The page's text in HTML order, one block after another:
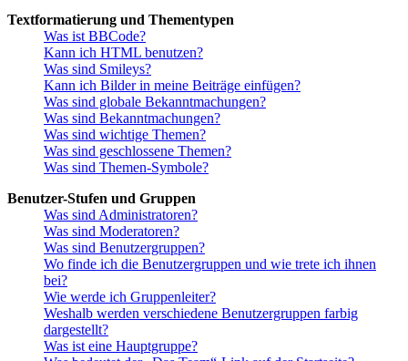
Textformatierung und Thementypen
Was ist BBCode?
Kann ich HTML benutzen?
Was sind Smileys?
Kann ich Bilder in meine Beiträge einfügen?
Was sind globale Bekanntmachungen?
Was sind Bekanntmachungen?
Was sind wichtige Themen?
Was sind geschlossene Themen?
Was sind Themen-Symbole?
Benutzer-Stufen und Gruppen
Was sind Administratoren?
Was sind Moderatoren?
Was sind Benutzergruppen?
Wo finde ich die Benutzergruppen und wie trete ich ihnen
bei?
Wie werde ich Gruppenleiter?
Weshalb werden verschiedene Benutzergruppen farbig
dargestellt?
Was ist eine Hauptgruppe?